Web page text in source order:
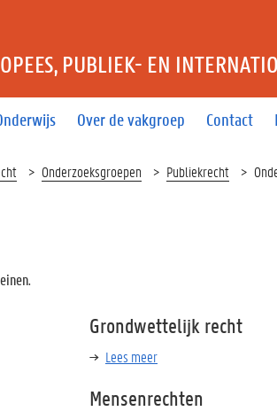
Over de vakgroep Contact
PUBLIEK- EN
Onderzoeksgroepen Publiekrecht
Grondwettelijk recht
Lees meer
Mensenrechten